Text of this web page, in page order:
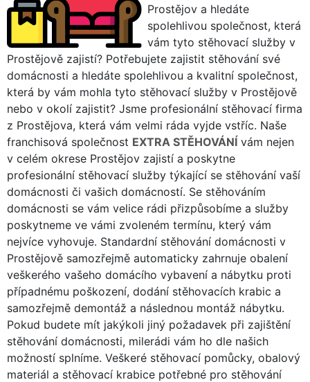
Prostějov a hledáte
spolehlivou společnost, která
vám tyto stěhovací služby v
Prostějově zajistí? Potřebujete zajistit stěhování své
domácnosti a hledáte spolehlivou a kvalitní společnost,
která by vám mohla tyto stěhovací služby v Prostějově
nebo v okolí zajistit? Jsme profesionální stěhovací firma
z Prostějova, která vám velmi ráda vyjde vstříc. Naše
franchisová společnost EXTRA STĚHOVÁNÍ vám nejen
v celém okrese Prostějov zajistí a poskytne
profesionální stěhovací služby týkající se stěhování vaší
domácnosti či vašich domácností. Se stěhováním
domácnosti se vám velice rádi přizpůsobíme a služby
poskytneme ve vámi zvoleném termínu, který vám
nejvíce vyhovuje. Standardní stěhování domácnosti v
Prostějově samozřejmě automaticky zahrnuje obalení
veškerého vašeho domácího vybavení a nábytku proti
případnému poškození, dodání stěhovacích krabic a
samozřejmě demontáž a následnou montáž nábytku.
Pokud budete mít jakýkoli jiný požadavek při zajištění
stěhování domácnosti, milerádi vám ho dle našich
možností splníme. Veškeré stěhovací pomůcky, obalový
materiál a stěhovací krabice potřebné pro stěhování